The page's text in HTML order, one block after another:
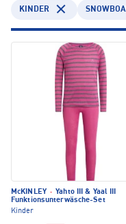
KINDER
McKINLEY · Yahto III & Yaal III
Funktionsunterwäsche-Set
Kinder